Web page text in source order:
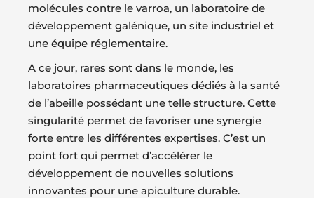
molécules contre le varroa, un laboratoire de
développement galénique, un site industriel et
une équipe réglementaire.
A ce jour, rares sont dans le monde, les
laboratoires pharmaceutiques dédiés à la santé
de l’abeille possédant une telle structure. Cette
singularité permet de favoriser une synergie
forte entre les différentes expertises. C’est un
point fort qui permet d’accélérer le
développement de nouvelles solutions
innovantes pour une apiculture durable.